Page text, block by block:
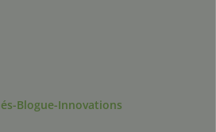
Blogue-Innovations